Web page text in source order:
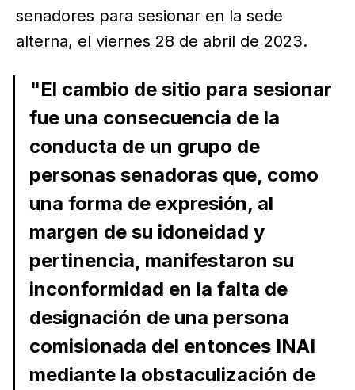
senadores para sesionar en la sede
alterna, el viernes 28 de abril de 2023.
"El cambio de sitio para sesionar
fue una consecuencia de la
conducta de un grupo de
personas senadoras que, como
una forma de expresión, al
margen de su idoneidad y
pertinencia, manifestaron su
inconformidad en la falta de
designación de una persona
comisionada del entonces INAI
mediante la obstaculización de